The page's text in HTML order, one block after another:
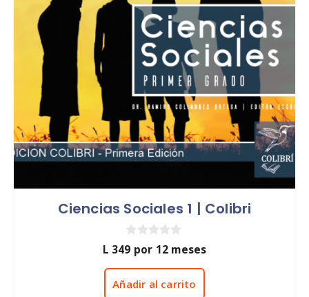
Ciencias Sociales 1 | Colibri
0
d
e
L 349 por 12 meses
Añadir al carrito